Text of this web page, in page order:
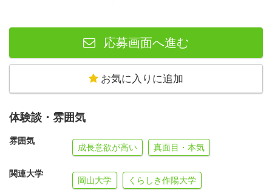
応募画面へ進む
お気に入りに追加
体験談・雰囲気
雰囲気
成長意欲が高い 真面目・本気
関連大学
岡山大学 くらしき作陽大学